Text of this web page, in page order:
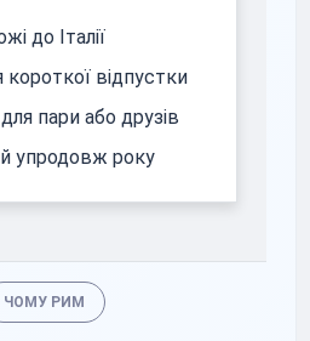
до Італії
короткої відпустки
пари або друзів
упродовж року
ЧОМУ РИМ